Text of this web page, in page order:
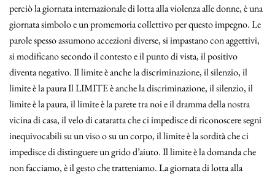
perciò la giornata internazionale di lotta alla violenza alle donne, è una
giornata simbolo e un promemoria collettivo per questo impegno. Le
parole spesso assumono accezioni diverse, si impastano con aggettivi,
si modificano secondo il contesto e il punto di vista, il positivo
diventa negativo. Il limite è anche la discriminazione, il silenzio, il
limite è la paura Il LIMITE è anche la discriminazione, il silenzio, il
limite è la paura, il limite è la parete tra noi e il dramma della nostra
vicina di casa, il velo di cataratta che ci impedisce di riconoscere segni
inequivocabili su un viso o su un corpo, il limite è la sordità che ci
impedisce di distinguere un grido d’aiuto. Il limite è la domanda che
non facciamo, è il gesto che tratteniamo. La giornata di lotta alla